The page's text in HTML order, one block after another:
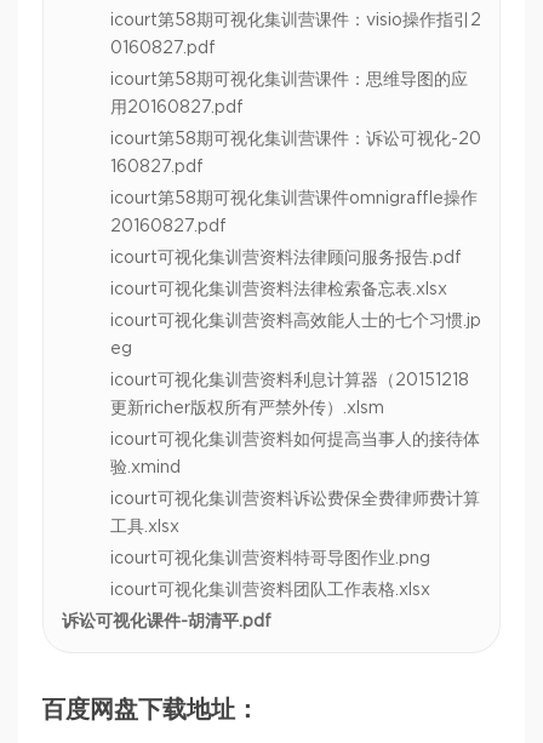
icourt第58期可视化集训营课件：visio操作指引2
0160827.pdf
icourt第58期可视化集训营课件：思维导图的应
用20160827.pdf
icourt第58期可视化集训营课件：诉讼可视化-20
160827.pdf
icourt第58期可视化集训营课件omnigraffle操作
20160827.pdf
icourt可视化集训营资料法律顾问服务报告.pdf
icourt可视化集训营资料法律检索备忘表.xlsx
icourt可视化集训营资料高效能人士的七个习惯.jp
eg
icourt可视化集训营资料利息计算器（20151218
更新richer版权所有严禁外传）.xlsm
icourt可视化集训营资料如何提高当事人的接待体
验.xmind
icourt可视化集训营资料诉讼费保全费律师费计算
工具.xlsx
icourt可视化集训营资料特哥导图作业.png
icourt可视化集训营资料团队工作表格.xlsx
诉讼可视化课件-胡清平.pdf
百度网盘下载地址：